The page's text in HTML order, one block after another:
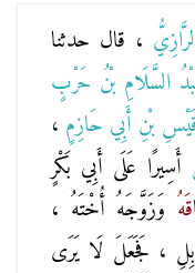
، قال حدثنا
السَّلَامِ بْنُ حَرْبٍ
بْنِ أَبِي حَازِمٍ ،
أَسِيرًا عَلَى أَبِي بَكْرٍ
وَزَوَّجَهُ أُخْتَهُ ،
، فَجَعَلَ لَا يَرَى